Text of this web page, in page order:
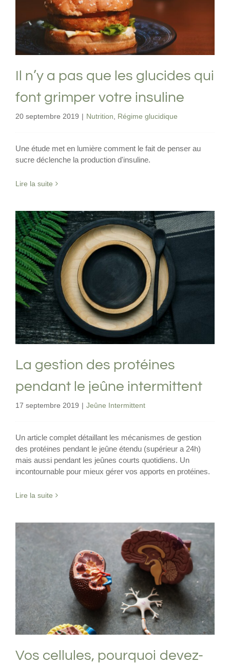
grimper votre insuline
Nutrition Régime glucidique
Il n’y a pas que les glucides qui
font grimper votre insuline
20 septembre 2019 | Nutrition Régime glucidique
Une étude met en lumière comment le fait de penser au
sucre déclenche la production d'insuline.
Lire la suite
La gestion des protéines pendant le
jeûne intermittent
Jeûne Intermittent
La gestion des protéines
pendant le jeûne intermittent
17 septembre 2019 | Jeûne Intermittent
Un article complet détaillant les mécanismes de gestion
des protéines pendant le jeûne étendu (supérieur a 24h)
mais aussi pendant les jeûnes courts quotidiens. Un
incontournable pour mieux gérer vos apports en protéines.
Lire la suite
Vos cellules, pourquoi devez-vous en
prendre soin ?
Physiologie
Vos cellules, pourquoi devez-